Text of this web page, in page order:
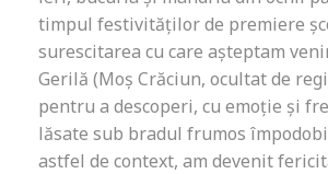
timpul festivităților de premiere
surescitarea cu care așteptam
Gerilă (Moș Crăciun, ocultat de
pentru a descoperi, cu emoție și
lăsate sub bradul frumos
astfel de context, am devenit